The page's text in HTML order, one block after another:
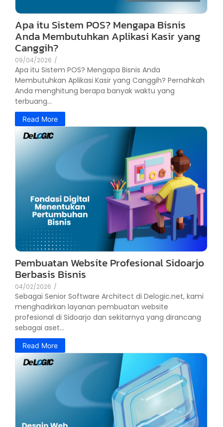
Apa itu Sistem POS? Mengapa Bisnis
Anda Membutuhkan Aplikasi Kasir yang
Canggih?
09/04/2026 /
Apa itu Sistem POS? Mengapa Bisnis Anda
Membutuhkan Aplikasi Kasir yang Canggih? Pernahkah
Anda menghitung berapa banyak waktu yang
terbuang...
Read More
Pembuatan Website Profesional Sidoarjo
Berbasis Bisnis
04/02/2026 /
Sebagai Senior Software Architect di Delogic.net, kami
menghadirkan layanan pembuatan website
profesional di Sidoarjo dan sekitarnya yang dirancang
sebagai aset...
Read More